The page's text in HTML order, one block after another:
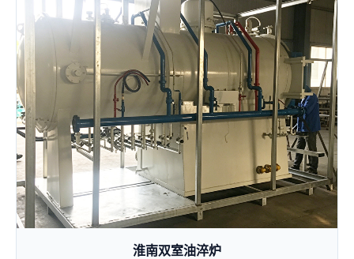
淮南双室油淬炉